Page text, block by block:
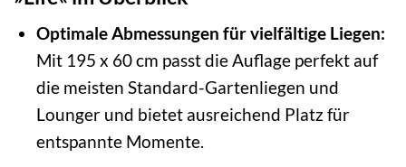
Optimale Abmessungen für vielfältige Liegen:
Mit 195 x 60 cm passt die Auflage perfekt auf
die meisten Standard-Gartenliegen und
Lounger und bietet ausreichend Platz für
entspannte Momente.